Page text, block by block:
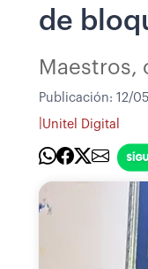
de
Maestros,
Publicación: 12/
Unitel Digital